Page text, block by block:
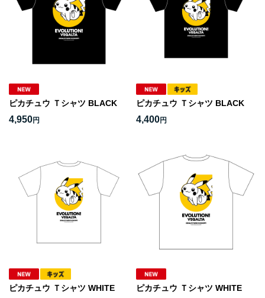
ピカチュウ Ｔシャツ BLACK
4,950円
ピカチュウ Ｔシャツ BLACK
4,400円
ピカチュウ Ｔシャツ WHITE ピカチュウ Ｔシャツ WHITE